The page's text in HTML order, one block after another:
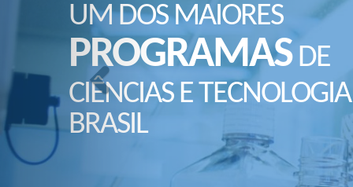
UM DOS MAIORES
PROGRAMASDE
CIÊNCIAS E
BRASIL